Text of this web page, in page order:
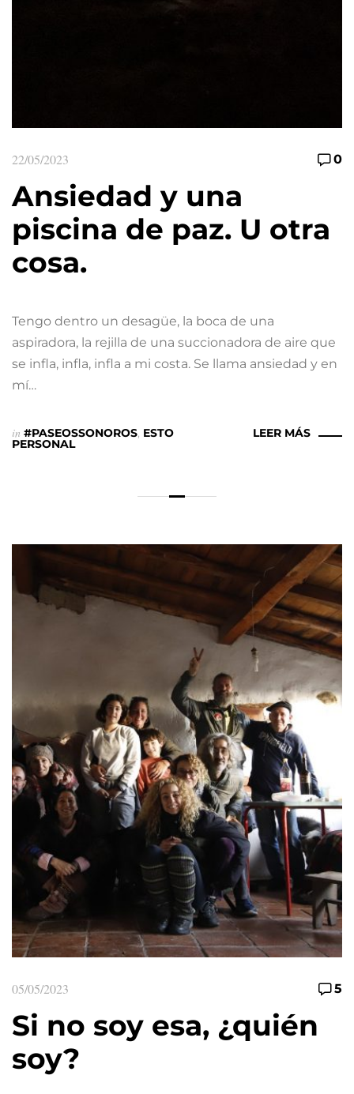
22/05/2023 0
Ansiedad y una
piscina de paz. U otra
cosa.
Tengo dentro un desagüe, la boca de una
aspiradora, la rejilla de una succionadora de aire que
se infla, infla, infla a mi costa. Se llama ansiedad y en
mí…
in #PASEOSSONOROS, ESTO
PERSONAL
LEER MÁS
05/05/2023 5
Si no soy esa, ¿quién
soy?